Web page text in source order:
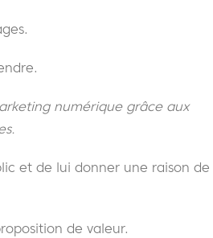
numérique grâce aux
et de lui donner une raison de
de valeur.